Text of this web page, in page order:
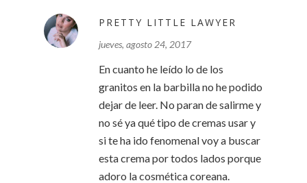
PRETTY LITTLE LAWYER
jueves, agosto 24, 2017
En cuanto he leído lo de los
granitos en la barbilla no he podido
dejar de leer. No paran de salirme y
no sé ya qué tipo de cremas usar y
si te ha ido fenomenal voy a buscar
esta crema por todos lados porque
adoro la cosmética coreana.